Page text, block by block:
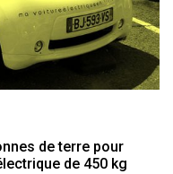
de terre pour
de 450 kg